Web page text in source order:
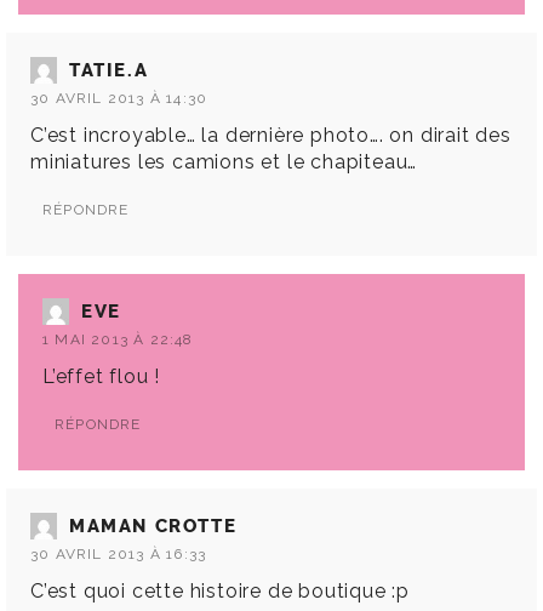
TATIE.A
30 AVRIL 2013 À 14:30
C’est incroyable… la dernière photo…. on dirait des
miniatures les camions et le chapiteau…
RÉPONDRE
EVE
1 MAI 2013 À 22:48
L’effet flou !
RÉPONDRE
MAMAN CROTTE
30 AVRIL 2013 À 16:33
C’est quoi cette histoire de boutique :p